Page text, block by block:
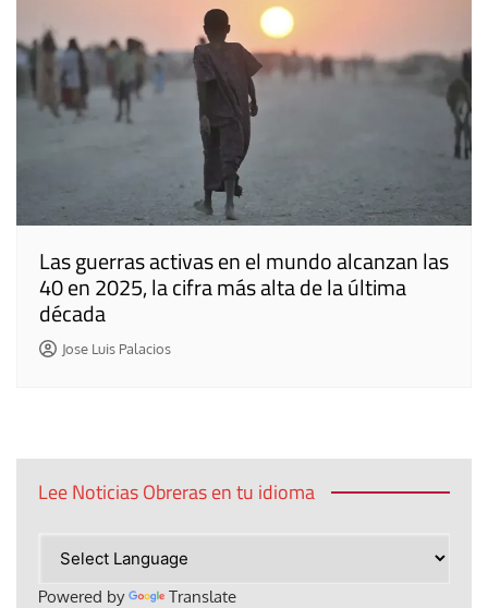
Las guerras activas en el mundo alcanzan las
40 en 2025, la cifra más alta de la última
década
Jose Luis Palacios
Lee Noticias Obreras en tu idioma
Powered by Translate